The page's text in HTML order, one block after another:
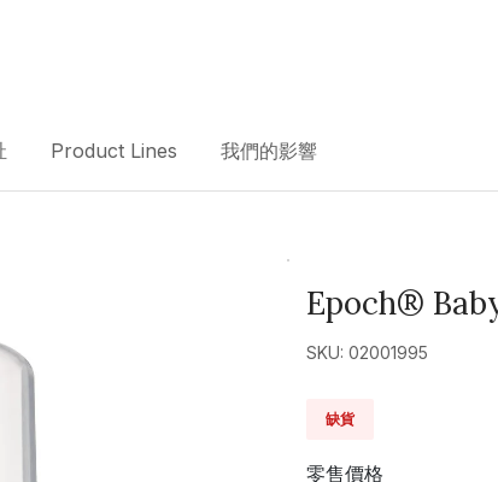
Product Lines 我們的影響
Epoch®
SKU: 02001995
缺貨
零售價格